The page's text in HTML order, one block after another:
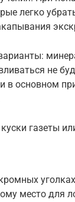
легко
не
в основном
газеты
место для